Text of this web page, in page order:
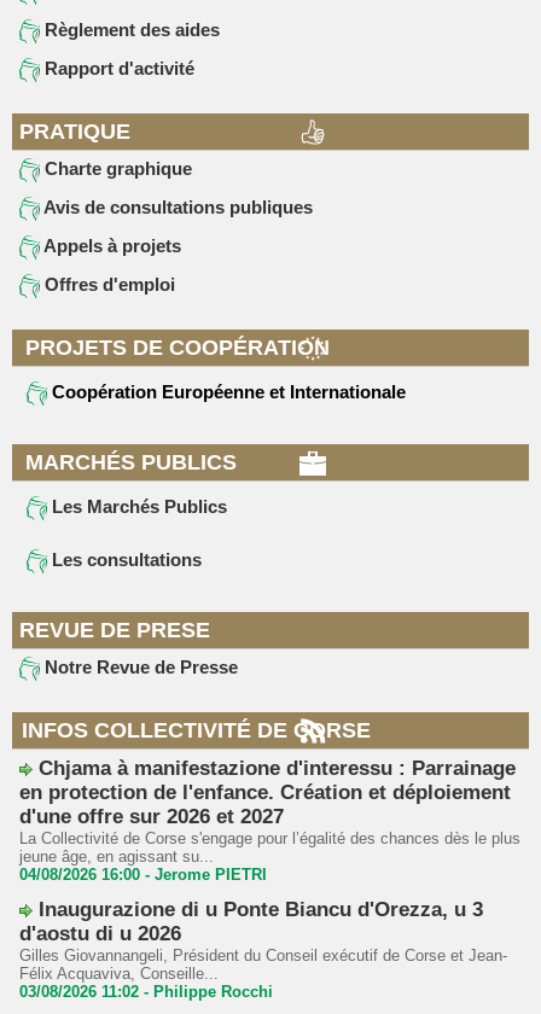
Règlement des aides
Rapport d'activité
PRATIQUE
Charte graphique
Avis de consultations publiques
Appels à projets
Offres d'emploi
PROJETS DE COOPÉRATION
Coopération Européenne et Internationale
MARCHÉS PUBLICS
Les Marchés Publics
Les consultations
REVUE DE PRESE
Notre Revue de Presse
INFOS COLLECTIVITÉ DE CORSE
Chjama à manifestazione d'interessu : Parrainage
en protection de l'enfance. Création et déploiement
d'une offre sur 2026 et 2027
La Collectivité de Corse s'engage pour l’égalité des chances dès le plus
jeune âge, en agissant su...
04/08/2026 16:00 - Jerome PIETRI
Inaugurazione di u Ponte Biancu d'Orezza, u 3
d'aostu di u 2026
Gilles Giovannangeli, Président du Conseil exécutif de Corse et Jean-
Félix Acquaviva, Conseille...
03/08/2026 11:02 - Philippe Rocchi